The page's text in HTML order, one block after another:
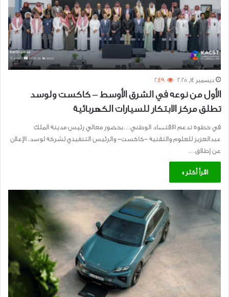
ديسمبر 14, 2025 2٬490
الأول من نوعه في الشرق الأوسط – كاكست ولوسد
تطلق مركز الابتكار للسيارات الكهربائية
في خطوة تدعم الاقتصاد الوطني…بحضور معالي رئيس مدينة الملك
عبدالعزيز للعلوم والتقنية -كاكست- والرئيس التنفيذي لشركة لوسد، الإعلان
عن إطلاق…
اقرأ أكثر »